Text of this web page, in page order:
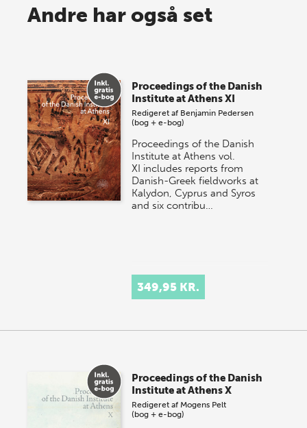
Spar op til 70% til sommer-
store sommer-lagersalg, så sæt kryds i kalenderen
onsdag den 10. j…
Andre har også set
Proceedings of the Danish
Institute at Athens XI
Redigeret af Benjamin Pedersen
(bog + e-bog)
Proceedings of the Danish
Institute at Athens vol.
XI includes reports from
Danish-Greek fieldworks at
Kalydon, Cyprus and Syros
and six contribu…
349,95 KR.
Proceedings of the Danish
Institute at Athens X
Redigeret af Mogens Pelt
(bog + e-bog)